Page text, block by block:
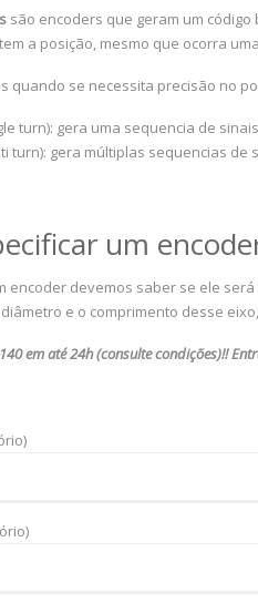
são encoders que geram um
a posição, mesmo que ocorra
quando se necessita precisão no
turn): gera uma sequencia de
turn): gera múltiplas sequencias de
um
encoder devemos saber se ele
e o comprimento desse
em até 24h (consulte condições)!!